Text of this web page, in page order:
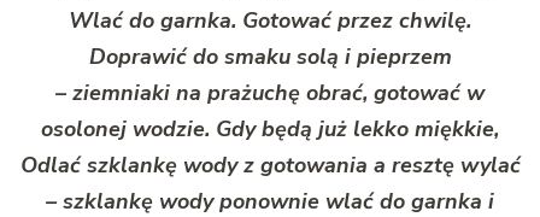
Wlać do garnka. Gotować przez chwilę.
Doprawić do smaku solą i pieprzem
– ziemniaki na prażuchę obrać, gotować w
osolonej wodzie. Gdy będą już lekko miękkie,
Odlać szklankę wody z gotowania a resztę wylać
– szklankę wody ponownie wlać do garnka i